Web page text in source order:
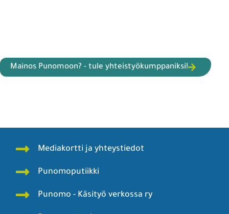
Mainos Punomoon? - tule yhteistyökumppaniksi!
Mediakortti ja yhteystiedot
Punomoputiikki
Punomo - Käsityö verkossa ry